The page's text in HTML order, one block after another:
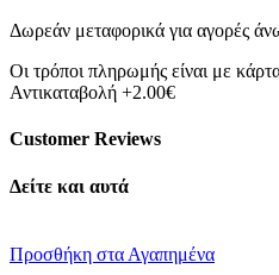
Δωρεάν μεταφορικά για αγορές
Οι τρόποι πληρωμής είναι με
Αντικαταβολή +2.00€
Customer Reviews
Δείτε και αυτά
Προσθήκη στα Αγαπημένα